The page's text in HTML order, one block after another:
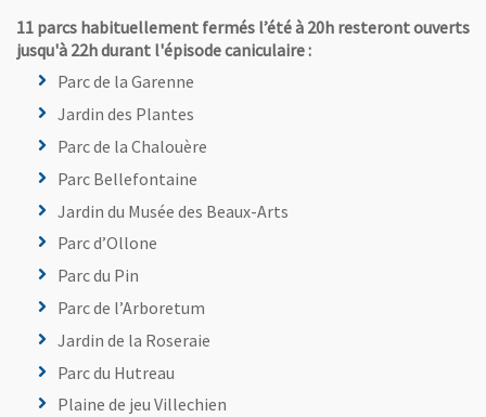
11 parcs habituellement fermés l’été à 20h resteront ouverts
jusqu'à 22h durant l'épisode caniculaire :
Parc de la Garenne
Jardin des Plantes
Parc de la Chalouère
Parc Bellefontaine
Jardin du Musée des Beaux-Arts
Parc d’Ollone
Parc du Pin
Parc de l’Arboretum
Jardin de la Roseraie
Parc du Hutreau
Plaine de jeu Villechien